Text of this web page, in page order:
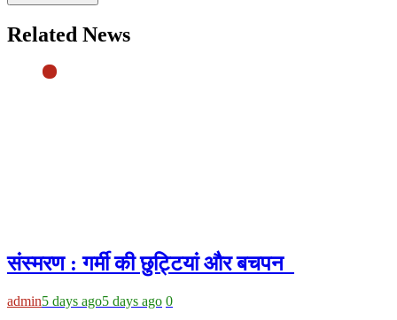
Related News
संस्मरण : गर्मी की छुट्टियां और बचपन
admin5 days ago5 days ago 0